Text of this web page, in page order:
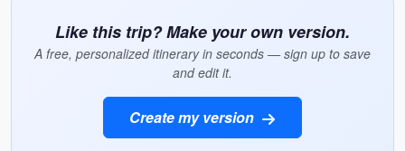
Like this trip? Make your own version.
A free, personalized itinerary in seconds — sign up to save
and edit it.
Create my version